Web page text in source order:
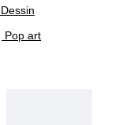
Dessin
Pop art